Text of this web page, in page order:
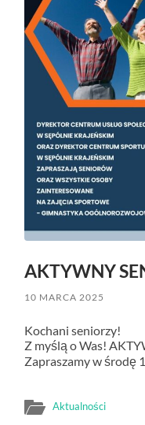
AKTYWNY
10 MARCA 2025
Kochani seniorzy!
Z myślą o Was!
Zapraszamy w środę
Aktualności